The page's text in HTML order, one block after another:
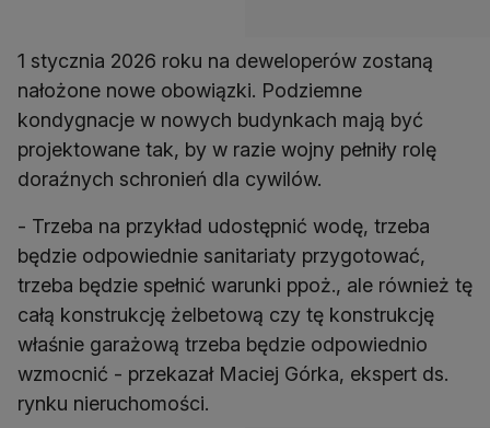
1 stycznia 2026 roku na deweloperów zostaną
nałożone nowe obowiązki. Podziemne
kondygnacje w nowych budynkach mają być
projektowane tak, by w razie wojny pełniły rolę
doraźnych schronień dla cywilów.
- Trzeba na przykład udostępnić wodę, trzeba
będzie odpowiednie sanitariaty przygotować,
trzeba będzie spełnić warunki ppoż., ale również tę
całą konstrukcję żelbetową czy tę konstrukcję
właśnie garażową trzeba będzie odpowiednio
wzmocnić - przekazał Maciej Górka, ekspert ds.
rynku nieruchomości.